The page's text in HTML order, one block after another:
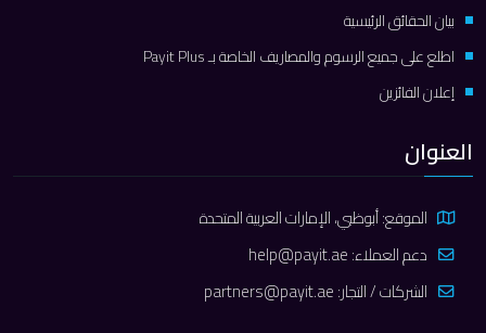
بيان الحقائق الرئيسية
اطلع على جميع الرسوم والمصاريف الخاصة بـ Payit Plus
إعلان الفائزين
العنوان
الموقع: أبوظبي، الإمارات العربية المتحدة
دعم العملاء:help@payit.ae
الشركات / التجار:partners@payit.ae